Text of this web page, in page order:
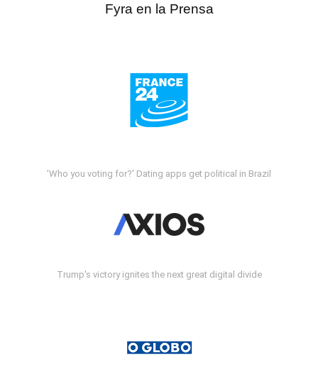
Fyra en la Prensa
'Who you voting for?' Dating apps get political in Brazil
Trump's victory ignites the next great digital divide